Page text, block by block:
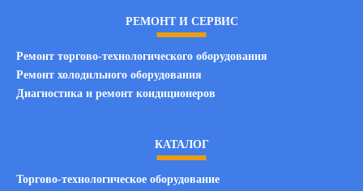
РЕМОНТ И СЕРВИС
Ремонт торгово-технологического оборудования
Ремонт холодильного оборудования
Диагностика и ремонт кондиционеров
КАТАЛОГ
Торгово-технологическое оборудование